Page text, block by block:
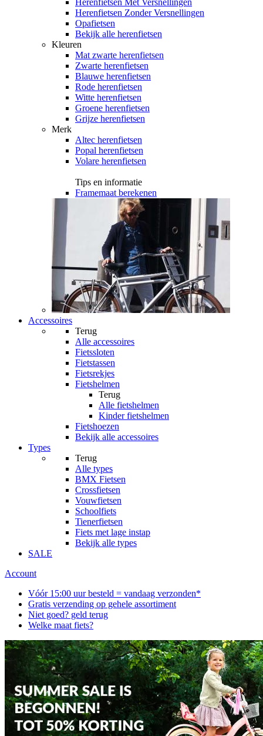
Herenfietsen Met Versnellingen
Herenfietsen Zonder Versnellingen
Opafietsen
Bekijk alle herenfietsen
Kleuren
Mat zwarte herenfietsen
Zwarte herenfietsen
Blauwe herenfietsen
Rode herenfietsen
Witte herenfietsen
Groene herenfietsen
Grijze herenfietsen
Merk
Altec herenfietsen
Popal herenfietsen
Volare herenfietsen
Tips en informatie
Framemaat berekenen
Accessoires
Terug
Alle accessoires
Fietssloten
Fietstassen
Fietsrekjes
Fietshelmen
Terug
Alle fietshelmen
Kinder fietshelmen
Fietshoezen
Bekijk alle accessoires
Types
Terug
Alle types
BMX Fietsen
Crossfietsen
Vouwfietsen
Schoolfiets
Tienerfietsen
Fiets met lage instap
Bekijk alle types
SALE
Account
Vóór 15:00 uur besteld = vandaag verzonden*
Gratis verzending op gehele assortiment
Niet goed? geld terug
Welke maat fiets?